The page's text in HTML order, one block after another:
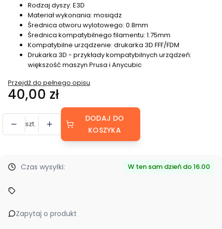
Rodzaj dyszy: E3D
Materiał wykonania: mosiądz
Średnica otworu wylotowego: 0.8mm
Średnica kompatybilnego filamentu: 1.75mm
Kompatybilne urządzenie: drukarka 3D FFF/FDM
Drukarka 3D - przykłady kompatybilnych urządzeń:
większość maszyn Prusa i Anycubic
Przejdź do pełnego opisu
Cena
40,00 zł
szt.
DODAJ DO
KOSZYKA
Czas wysyłki: W ten sam dzień do 16.00
Zapytaj o produkt